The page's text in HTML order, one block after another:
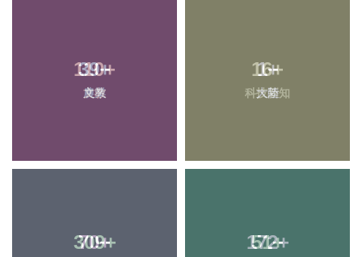
39+
農業
16+
科技新知
309+ 172+
110+
文教
1+
大陸
70+ 51+